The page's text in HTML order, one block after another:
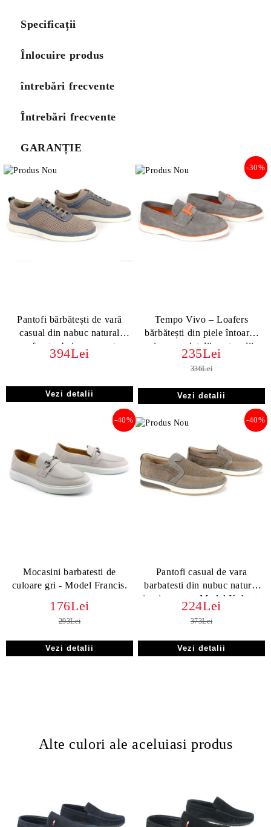
Specificații
Înlocuire produs
întrebări frecvente
Întrebări frecvente
GARANȚIE
Pantofi bărbătești de vară
casual din nabuc natural
perforat – bej cu accente
denim | Arvo Pace
394Lei
Vezi detalii
Tempo Vivo – Loafers
bărbătești din piele întoarsă
vizon cu detalii portocalii
-30%
235Lei
336Lei
Vezi detalii
Mocasini barbatesti de
culoare gri - Model Francis.
-40%
176Lei
293Lei
Vezi detalii
Pantofi casual de vara
barbatesti din nubuc natural
in visoneno - Model Kubrat.
-40%
224Lei
373Lei
Vezi detalii
Alte culori ale aceluiasi produs